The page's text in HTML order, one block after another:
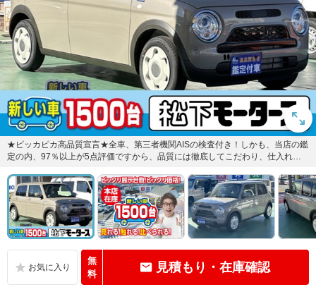
★ピッカピカ高品質宣言★全車、第三者機関AISの検査付き！しかも、当店の鑑
定の内、97％以上が5点評価ですから、品質には徹底してこだわり、仕入れ、
無
料
見積もり・在庫確認